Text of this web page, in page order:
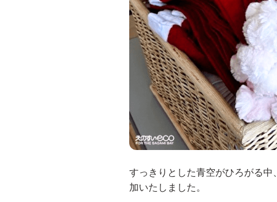
すっきりとした青空がひろがる
加いたしました。